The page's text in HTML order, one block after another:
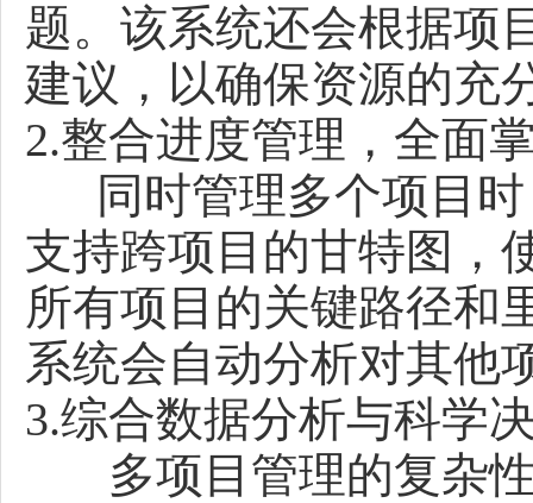
题。该系统还会根据项
建议，以确保资源的充
2.整合进度管理，全面
同时管理多个项目时
支持跨项目的甘特图，
所有项目的关键路径和
系统会自动分析对其他
3.综合数据分析与科学
多项目管理的复杂性